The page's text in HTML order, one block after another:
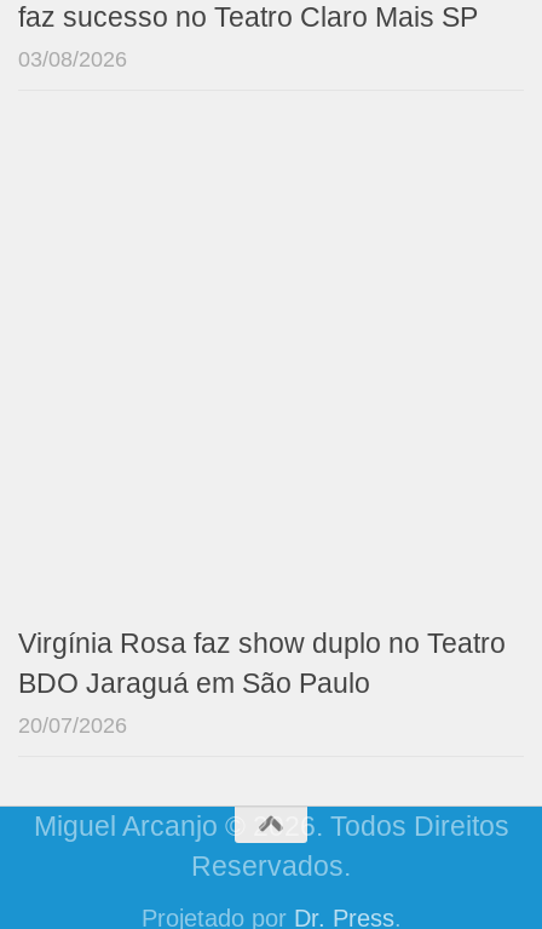
faz sucesso no Teatro Claro Mais SP
03/08/2026
Virgínia Rosa faz show duplo no Teatro
BDO Jaraguá em São Paulo
20/07/2026
Miguel Arcanjo © 2026. Todos Direitos
Reservados.
Projetado por Dr. Press.